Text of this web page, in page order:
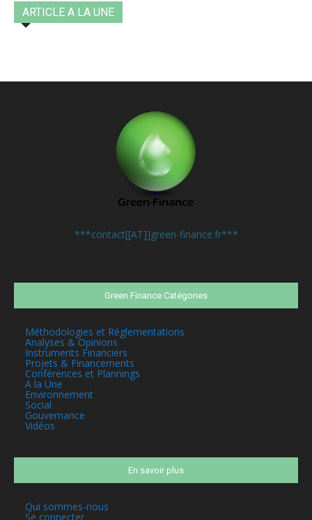
ARTICLE A LA UNE
***contact[[AT]]green-finance.fr***
Green Finance Catégories
Méthodologies et Réglementations
Analyses & Opinions
Instruments Financiers
Projets & Financements
Conférences et Plannings
A la Une
Environnement
Social
Gouvernance
Vidéos
En savoir plus
Qui sommes-nous
Se connecter